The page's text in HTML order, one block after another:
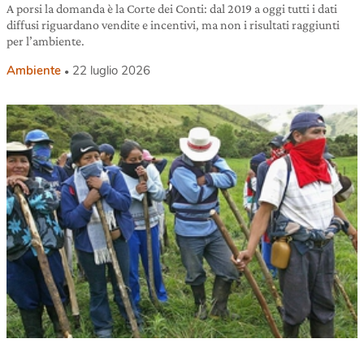
A porsi la domanda è la Corte dei Conti: dal 2019 a oggi tutti i dati
diffusi riguardano vendite e incentivi, ma non i risultati raggiunti
per l’ambiente.
Ambiente 22 luglio 2026